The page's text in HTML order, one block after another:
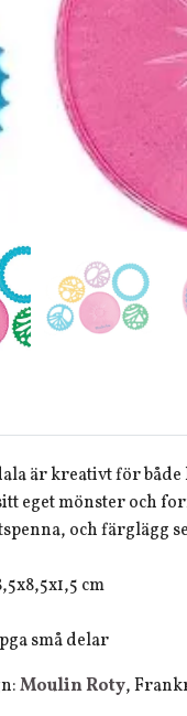
är kreativt för
eget mönster och
och färglägg
cm
små delar
Moulin Roty,